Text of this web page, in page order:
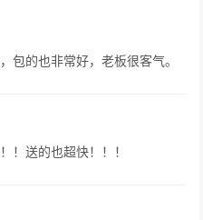
包的也非常好，老板很客气。
！送的也超快！！！